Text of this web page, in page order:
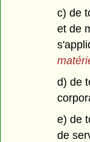
c) de
et de
d) de
e) de
de